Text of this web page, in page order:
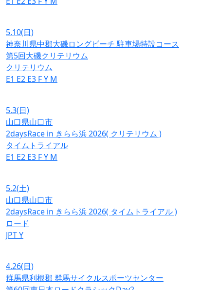
5.10(日)
神奈川県中郡大磯ロングビーチ 駐車場特設コース
第5回大磯クリテリウム
クリテリウム
E1 E2 E3 FY M
5.3(日)
山口県山口市
2daysRace in きらら浜 2026( クリテリウム )
タイムトライアル
E1 E2 E3 FY M
5.2(土)
山口県山口市
2daysRace in きらら浜 2026( タイムトライアル )
ロード
JPTY
4.26(日)
群馬県利根郡 群馬サイクルスポーツセンター